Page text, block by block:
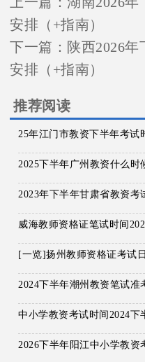
安排（+指南）
下一篇： 陕西2026
安排（+指南）
推荐阅读
25年江门市教资下半年考试
2025下半年广州教资什么时
2023年下半年甘肃省教资考
威海教师资格证笔试时间
[一览]扬州教师资格证考试
2024下半年潮州教资笔试准
中小学教资考试时间2024下
2026下半年阳江中小学教资